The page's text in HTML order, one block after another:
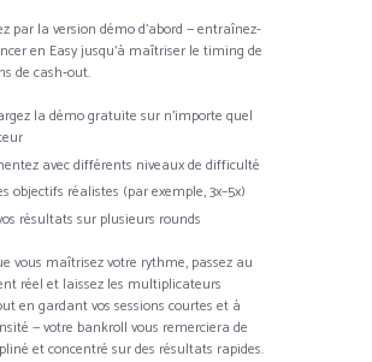
par la version démo d’abord — entraînez-
en Easy jusqu’à maîtriser le timing de
de cash‑out.
la démo gratuite sur n’importe quel
avec différents niveaux de difficulté
objectifs réalistes (par exemple, 3x–5x)
résultats sur plusieurs rounds
vous maîtrisez votre rythme, passez au
réel et laissez les multiplicateurs
en gardant vos sessions courtes et à
— votre bankroll vous remerciera de
et concentré sur des résultats rapides.